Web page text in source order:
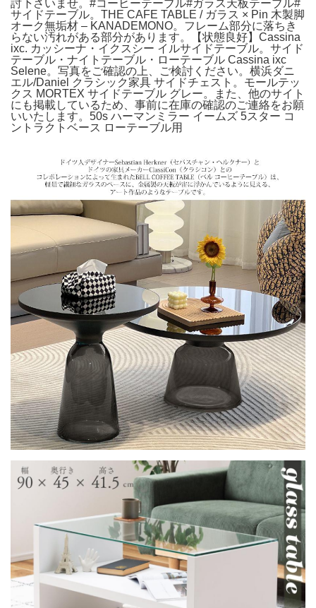
討下さいませ。#コーヒーテーブル#ガラス天板テーブル#
サイドテーブル。THE CAFE TABLE / ガラス × Pin 木製脚
オーク無垢材 – KANADEMONO。フレーム部分に落ちき
らない汚れがある部分があります。【状態良好】Cassina
ixc. カッシーナ・イクスシー イルサイドテーブル。サイド
テーブル・ナイトテーブル・ローテーブル Cassina ixc
Selene。写真をご確認の上、ご検討ください。横浜ダニ
エル/Daniel クラシック家具 サイドチェスト。モールテッ
クス MORTEX サイドテーブル グレー。また、他のサイト
にも掲載しているため、事前に在庫の確認のご連絡をお願
いいたします。50s ハーマンミラー イームズ 5スター コ
ントラクトベース ローテーブル用